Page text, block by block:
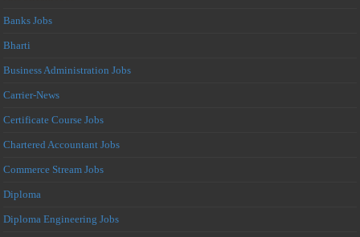
Banks Jobs
Bharti
Business Administration Jobs
Carrier-News
Certificate Course Jobs
Chartered Accountant Jobs
Commerce Stream Jobs
Diploma
Diploma Engineering Jobs